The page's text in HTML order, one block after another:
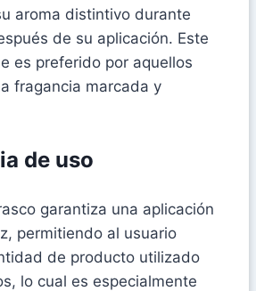
aroma distintivo durante
de su aplicación. Este
es preferido por aquellos
fragancia marcada y
de uso
garantiza una aplicación
permitiendo al usuario
de producto utilizado
lo cual es especialmente